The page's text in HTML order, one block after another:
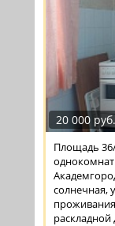
20 000
Площадь
солнечная,
раскладной